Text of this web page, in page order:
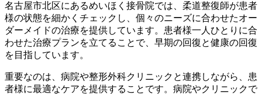
名古屋市北区にあるめいほく接骨院では、柔道整復師が患者
様の状態を細かくチェックし、個々のニーズに合わせたオー
ダーメイドの治療を提供しています。患者様一人ひとりに合
わせた治療プランを立てることで、早期の回復と健康の回復
を目指しています。
重要なのは、病院や整形外科クリニックと連携しながら、患
者様に最適なケアを提供することです。病院やクリニックで